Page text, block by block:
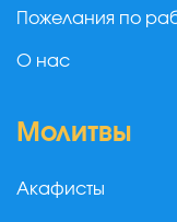
Пожелания по
О нас
Молитвы
Акафисты